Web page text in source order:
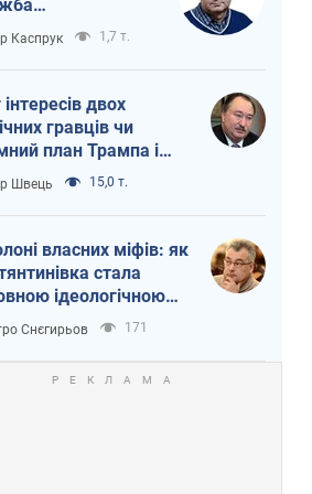
на
Росії від
Каспрук 1,7 т.
інтересів двох
гравців чи
план Трампа і
Швець 15,0 т.
власних міфів: як
стала
ідеологічною
для російських
Снєгирьов 171